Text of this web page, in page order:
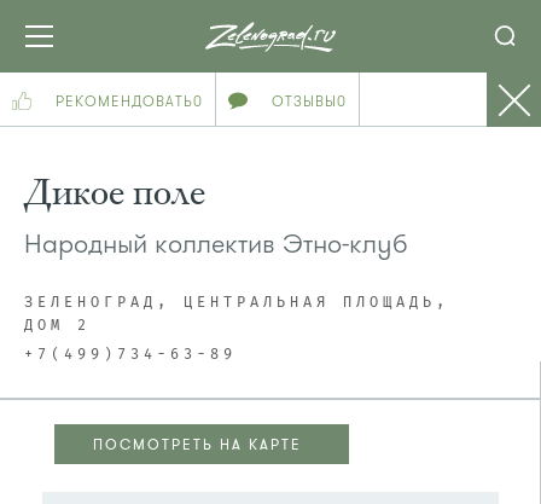
РЕКОМЕНДОВАТЬ0 ОТЗЫВЫ0
Дикое поле
Народный коллектив Этно-клуб
ЗЕЛЕНОГРАД, ЦЕНТРАЛЬНАЯ ПЛОЩАДЬ,
ДОМ 2
+7(499)734-63-89
ПОСМОТРЕТЬ НА КАРТЕ